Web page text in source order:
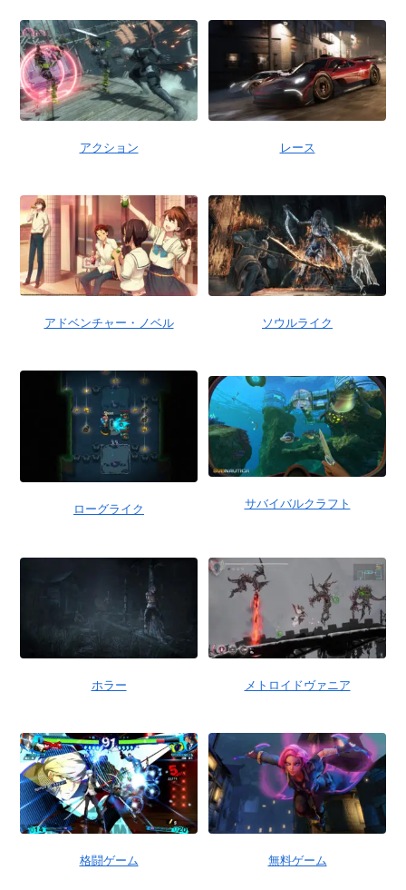
アクション レース
アドベンチャー・ノベル ソウルライク
ローグライク サバイバルクラフト
ホラー メトロイドヴァニア
格闘ゲーム 無料ゲーム